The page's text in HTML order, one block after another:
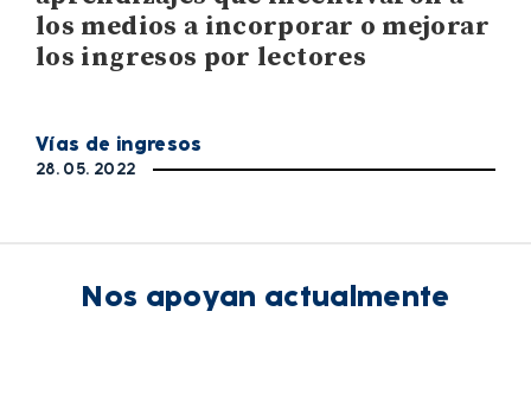
los medios a incorporar o mejorar
los ingresos por lectores
Vías de ingresos
28. 05. 2022
Nos apoyan actualmente